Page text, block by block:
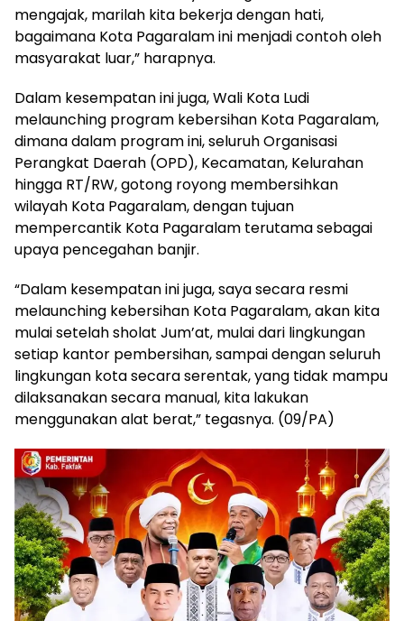
mengajak, marilah kita bekerja dengan hati,
bagaimana Kota Pagaralam ini menjadi contoh oleh
masyarakat luar,” harapnya.
Dalam kesempatan ini juga, Wali Kota Ludi
melaunching program kebersihan Kota Pagaralam,
dimana dalam program ini, seluruh Organisasi
Perangkat Daerah (OPD), Kecamatan, Kelurahan
hingga RT/RW, gotong royong membersihkan
wilayah Kota Pagaralam, dengan tujuan
mempercantik Kota Pagaralam terutama sebagai
upaya pencegahan banjir.
“Dalam kesempatan ini juga, saya secara resmi
melaunching kebersihan Kota Pagaralam, akan kita
mulai setelah sholat Jum’at, mulai dari lingkungan
setiap kantor pembersihan, sampai dengan seluruh
lingkungan kota secara serentak, yang tidak mampu
dilaksanakan secara manual, kita lakukan
menggunakan alat berat,” tegasnya. (09/PA)